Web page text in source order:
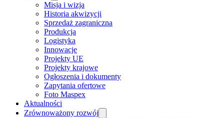
Misja i wizja
Historia akwizycji
Sprzedaż zagraniczna
Produkcja
Logistyka
Innowacje
Projekty UE
Projekty krajowe
Ogłoszenia i dokumenty
Zapytania ofertowe
Foto Maspex
Aktualności
Zrównoważony rozwój